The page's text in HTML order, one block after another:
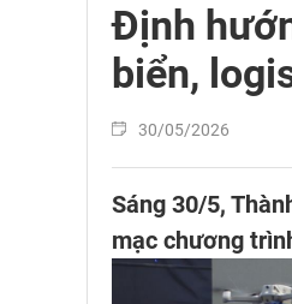
Định
biển,
30/05/2026
Sáng 30/5,
mạc chương